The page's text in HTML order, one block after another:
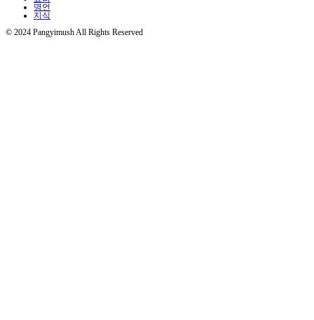
명언
지식
© 2024 Pangyimush All Rights Reserved